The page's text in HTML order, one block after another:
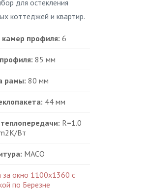
для остекления
коттеджей и квартир.
камер профиля: 6
85 мм
рамы: 80 мм
44 мм
R=1.0
Bт
MACO
за окно 1100х1360 с
по Березне